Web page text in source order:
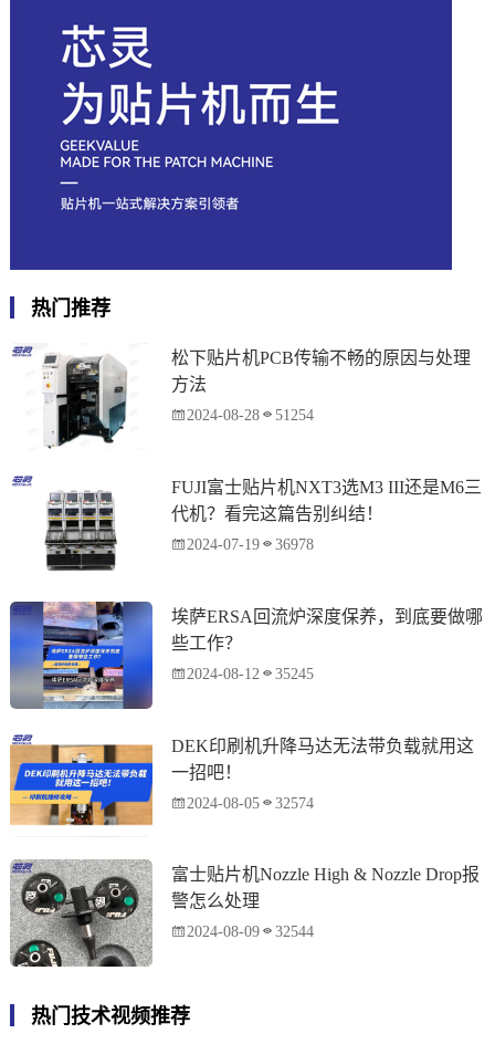
热门推荐
松下贴片机PCB传输不畅的原因与处理
方法
2024-08-28 51254
FUJI富士贴片机NXT3选M3 III还是M6三
代机？看完这篇告别纠结！
2024-07-19 36978
埃萨ERSA回流炉深度保养，到底要做哪
些工作？
2024-08-12 35245
DEK印刷机升降马达无法带负载就用这
一招吧！
2024-08-05 32574
富士贴片机Nozzle High & Nozzle Drop报
警怎么处理
2024-08-09 32544
热门技术视频推荐